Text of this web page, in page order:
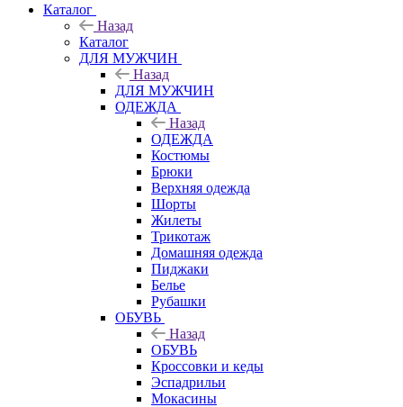
Каталог
Назад
Каталог
ДЛЯ МУЖЧИН
Назад
ДЛЯ МУЖЧИН
ОДЕЖДА
Назад
ОДЕЖДА
Костюмы
Брюки
Верхняя одежда
Шорты
Жилеты
Трикотаж
Домашняя одежда
Пиджаки
Белье
Рубашки
ОБУВЬ
Назад
ОБУВЬ
Кроссовки и кеды
Эспадрильи
Мокасины